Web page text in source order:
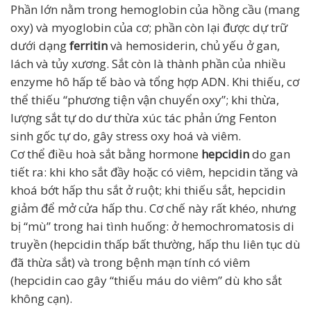
Phần lớn nằm trong hemoglobin của hồng cầu (mang
oxy) và myoglobin của cơ; phần còn lại được dự trữ
dưới dạngferritinvà hemosiderin, chủ yếu ở gan,
lách và tủy xương. Sắt còn là thành phần của nhiều
enzyme hô hấp tế bào và tổng hợp ADN. Khi thiếu, cơ
thể thiếu “phương tiện vận chuyển oxy”; khi thừa,
lượng sắt tự do dư thừa xúc tác phản ứng Fenton
sinh gốc tự do, gây stress oxy hoá và viêm.
Cơ thể điều hoà sắt bằng hormone hepcidindo gan
tiết ra: khi kho sắt đầy hoặc có viêm, hepcidin tăng và
khoá bớt hấp thu sắt ở ruột; khi thiếu sắt, hepcidin
giảm để mở cửa hấp thu. Cơ chế này rất khéo, nhưng
bị “mù” trong hai tình huống: ở hemochromatosis di
truyền (hepcidin thấp bất thường, hấp thu liên tục dù
đã thừa sắt) và trong bệnh mạn tính có viêm
(hepcidin cao gây “thiếu máu do viêm” dù kho sắt
không cạn).